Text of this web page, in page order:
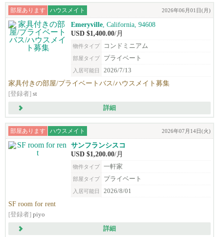
部屋あります ハウスメイト 2026年06月01日(月)
Emeryville , California, 94608
USD $1,400.00/月
物件タイプ コンドミニアム
部屋タイプ プライベート
入居可能日 2026/7/13
家具付きの部屋/プライベートバス/ハウスメイト募集
[登録者] st
詳細
部屋あります ハウスメイト 2026年07月14日(火)
サンフランシスコ
USD $1,200.00/月
物件タイプ 一軒家
部屋タイプ プライベート
入居可能日 2026/8/01
SF room for rent
[登録者] piyo
詳細